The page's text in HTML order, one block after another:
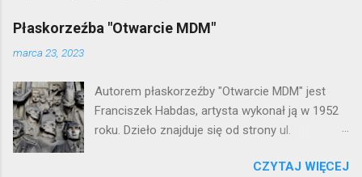
i
j
o
m
e
n
t
a
Płaskorzeźba "Otwarcie MDM"
marca 23, 2023
Autorem płaskorzeźby "Otwarcie MDM" jest
Franciszek Habdas, artysta wykonał ją w 1952
roku. Dzieło znajduje się od strony ul.
warszawskiej flagowej inwestycjiCZYTAJ WIĘCEJ